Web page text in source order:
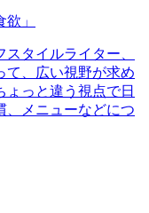
」
タイルライター、
て、広い視野が求め
ょっと違う視点で日
、メニューなどにつ